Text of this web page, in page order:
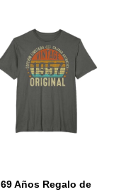
69 Años Regalo de